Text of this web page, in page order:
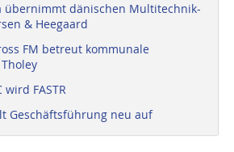
übernimmt dänischen Multitechnik-
& Heegaard
FM betreut kommunale
wird FASTR
Geschäftsführung neu auf